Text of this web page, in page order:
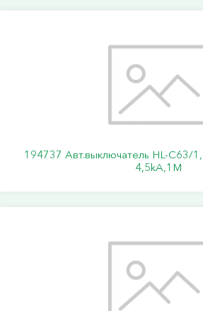
194737 Авт.выключатель HL-C63/
4,5kA,1M